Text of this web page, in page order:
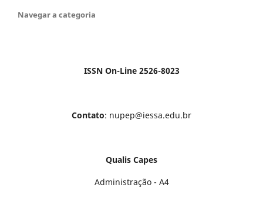
Navegar a categoria
ISSN On-Line 2526-8023
Contato: nupep@iessa.edu.br
Qualis Capes
Administração - A4